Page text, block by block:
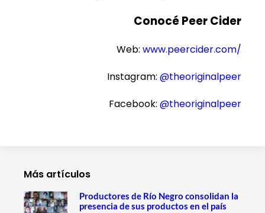
Conocé Peer Cider
Web: www.peercider.com/
Instagram: @theoriginalpeer
Facebook: @theoriginalpeer
Más artículos
Productores de Río Negro consolidan la
presencia de sus productos en el país